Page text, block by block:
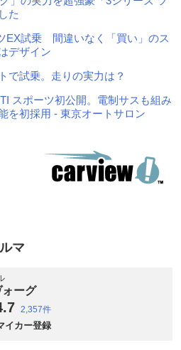
た
EX試乗 間違いなく「買い」のス
デザイン
で試乗。走りの実力は？
スポーツ初公開。電制サスも組み
を初採用 - 東京オートサロン
マ
ォーグ
7 2,357件
イカー登録